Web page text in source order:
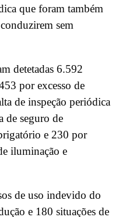
que foram também
sem
detetadas 6.592
por excesso de
de inspeção periódica
de seguro de
e 230 por
iluminação e
de uso indevido do
e 180 situações de